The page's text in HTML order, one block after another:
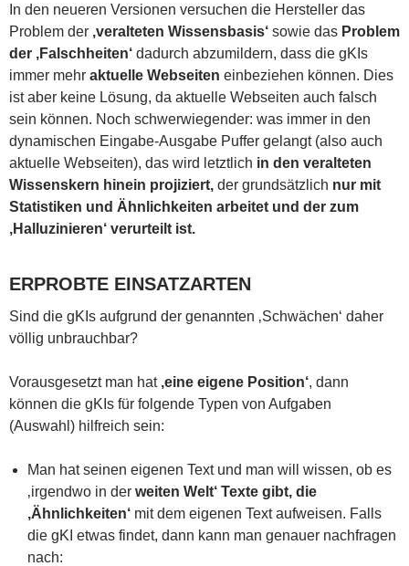
In den neueren Versionen versuchen die Hersteller das
Problem der ‚veralteten Wissensbasis‘ sowie das Problem
der ‚Falschheiten‘ dadurch abzumildern, dass die gKIs
immer mehr aktuelle Webseiten einbeziehen können. Dies
ist aber keine Lösung, da aktuelle Webseiten auch falsch
sein können. Noch schwerwiegender: was immer in den
dynamischen Eingabe-Ausgabe Puffer gelangt (also auch
aktuelle Webseiten), das wird letztlich in den veralteten
Wissenskern hinein projiziert, der grundsätzlich nur mit
Statistiken und Ähnlichkeiten arbeitet und der zum
‚Halluzinieren‘ verurteilt ist.
ERPROBTE EINSATZARTEN
Sind die gKIs aufgrund der genannten ‚Schwächen‘ daher
völlig unbrauchbar?
Vorausgesetzt man hat ‚eine eigene Position‘, dann
können die gKIs für folgende Typen von Aufgaben
(Auswahl) hilfreich sein:
Man hat seinen eigenen Text und man will wissen, ob es
‚irgendwo in der weiten Welt‘ Texte gibt, die
‚Ähnlichkeiten‘ mit dem eigenen Text aufweisen. Falls
die gKI etwas findet, dann kann man genauer nachfragen
nach: